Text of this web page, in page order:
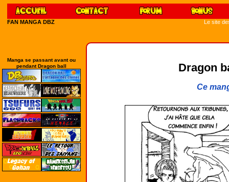
FAN MANGA DBZ Le site
Manga se passant avant ou
pendant Dragon ball
Dragon
Ce